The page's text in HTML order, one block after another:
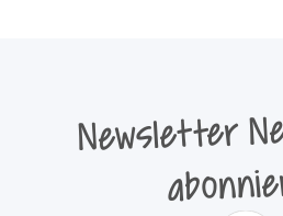
Newsletter